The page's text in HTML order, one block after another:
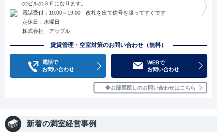
のビルの３Ｆになります。
電話受付：10:00～19:00 改札を出て信号を渡ってすぐです
定休日：水曜日
株式会社 アップル
賃貸管理・空室対策のお問い合わせ（無料）
電話で
お問い合わせ
WEBで
お問い合わせ
お部屋探しのお問い合わせはこちら
新着の満室経営事例